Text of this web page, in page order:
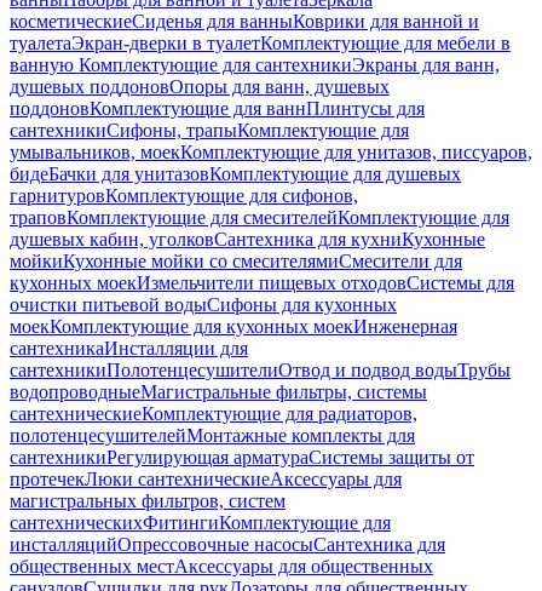
косметическиеСиденья для ванныКоврики для ванной и
туалетаЭкран-дверки в туалетКомплектующие для мебели в
ванную Комплектующие для сантехникиЭкраны для ванн,
душевых поддоновОпоры для ванн, душевых
поддоновКомплектующие для ваннПлинтусы для
сантехникиСифоны, трапыКомплектующие для
умывальников, моекКомплектующие для унитазов, писсуаров,
бидеБачки для унитазовКомплектующие для душевых
гарнитуровКомплектующие для сифонов,
траповКомплектующие для смесителейКомплектующие для
душевых кабин, уголковСантехника для кухниКухонные
мойкиКухонные мойки со смесителямиСмесители для
кухонных моекИзмельчители пищевых отходовСистемы для
очистки питьевой водыСифоны для кухонных
моекКомплектующие для кухонных моекИнженерная
сантехникаИнсталляции для
сантехникиПолотенцесушителиОтвод и подвод водыТрубы
водопроводныеМагистральные фильтры, системы
сантехническиеКомплектующие для радиаторов,
полотенцесушителейМонтажные комплекты для
сантехникиРегулирующая арматураСистемы защиты от
протечекЛюки сантехническиеАксессуары для
магистральных фильтров, систем
сантехническихФитингиКомплектующие для
инсталляцийОпрессовочные насосыСантехника для
общественных местАксессуары для общественных